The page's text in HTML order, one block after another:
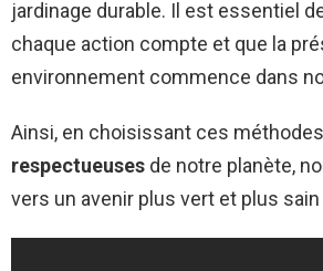
jardinage durable. Il est essentiel
chaque action compte et que la
environnement commence dans
Ainsi, en choisissant ces méthodes
respectueuses de notre planète,
vers un avenir plus vert et plus